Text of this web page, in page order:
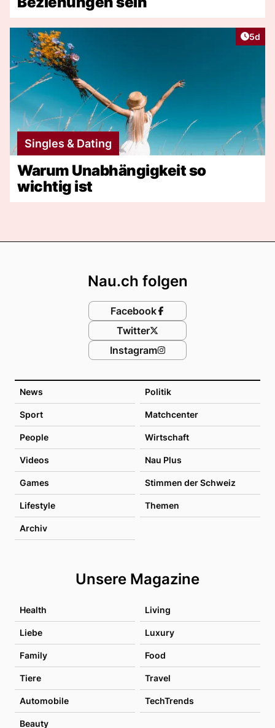
5d
Singles & Dating
Warum Unabhängigkeit so
wichtig ist
News Politik
Sport Matchcenter
People Wirtschaft
Videos Nau Plus
Games Stimmen der Schweiz
Lifestyle Themen
Archiv
Unsere Magazine
Health Living
Liebe Luxury
Family Food
Tiere Travel
Automobile TechTrends
Beauty
Nau.ch folgen
Facebook
Twitter
Instagram